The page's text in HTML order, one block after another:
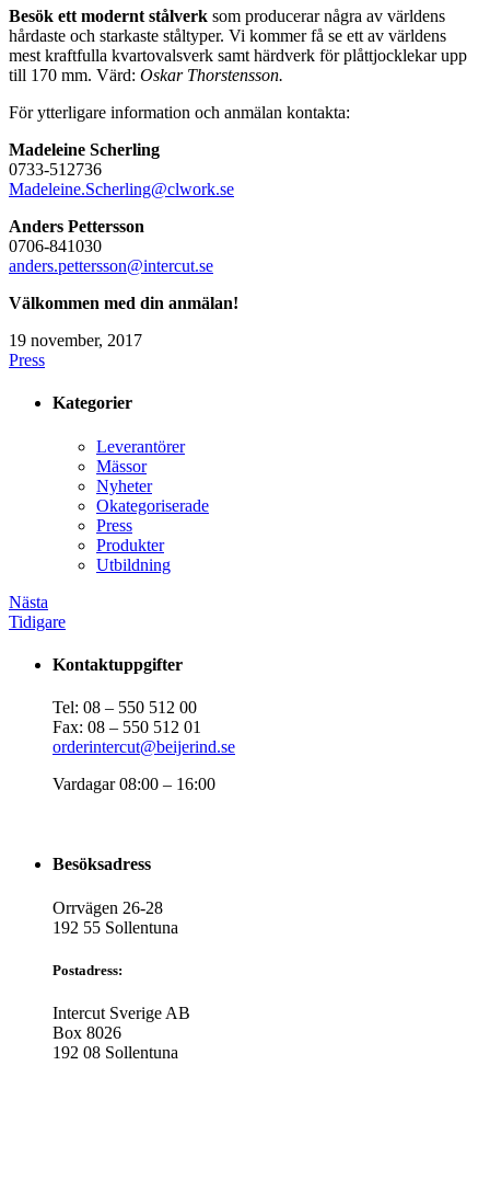
Besök ett modernt stålverk som producerar några av världens
hårdaste och starkaste ståltyper. Vi kommer få se ett av världens
mest kraftfulla kvartovalsverk samt härdverk för plåttjocklekar upp
till 170 mm. Värd: Oskar Thorstensson.
För ytterligare information och anmälan kontakta:
Madeleine Scherling
0733-512736
Madeleine.Scherling@clwork.se
Anders Pettersson
0706-841030
anders.pettersson@intercut.se
Välkommen med din anmälan!
19 november, 2017
Press
Kategorier
Leverantörer
Mässor
Nyheter
Okategoriserade
Press
Produkter
Utbildning
Nästa
Tidigare
Kontaktuppgifter
Tel: 08 – 550 512 00
Fax: 08 – 550 512 01
orderintercut@beijerind.se
Vardagar 08:00 – 16:00
Besöksadress
Orrvägen 26-28
192 55 Sollentuna
Postadress:
Intercut Sverige AB
Box 8026
192 08 Sollentuna